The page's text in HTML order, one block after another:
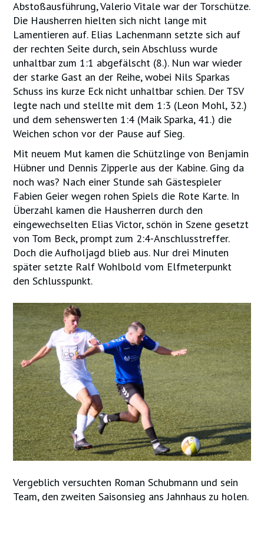
Abstoßausführung, Valerio Vitale war der Torschütze.
Die Hausherren hielten sich nicht lange mit
Lamentieren auf. Elias Lachenmann setzte sich auf
der rechten Seite durch, sein Abschluss wurde
unhaltbar zum 1:1 abgefälscht (8.). Nun war wieder
der starke Gast an der Reihe, wobei Nils Sparkas
Schuss ins kurze Eck nicht unhaltbar schien. Der TSV
legte nach und stellte mit dem 1:3 (Leon Mohl, 32.)
und dem sehenswerten 1:4 (Maik Sparka, 41.) die
Weichen schon vor der Pause auf Sieg.
Mit neuem Mut kamen die Schützlinge von Benjamin
Hübner und Dennis Zipperle aus der Kabine. Ging da
noch was? Nach einer Stunde sah Gästespieler
Fabien Geier wegen rohen Spiels die Rote Karte. In
Überzahl kamen die Hausherren durch den
eingewechselten Elias Victor, schön in Szene gesetzt
von Tom Beck, prompt zum 2:4-Anschlusstreffer.
Doch die Aufholjagd blieb aus. Nur drei Minuten
später setzte Ralf Wohlbold vom Elfmeterpunkt
den Schlusspunkt.
Vergeblich versuchten Roman Schubmann und sein
Team, den zweiten Saisonsieg ans Jahnhaus zu holen.